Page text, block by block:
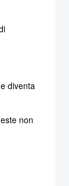
diventa
non